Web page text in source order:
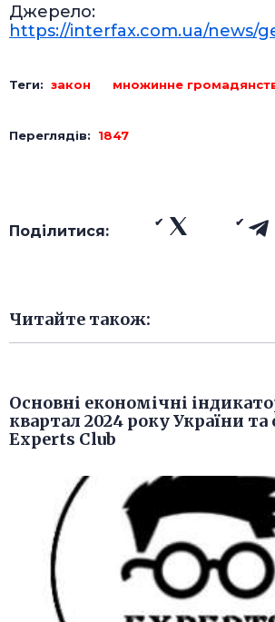
Джерело:
https://interfax.com.ua/news/
Теги: закон множинне
Переглядів: 1847
Поділитися:
Читайте також:
Основні економічні
квартал 2024 року України та
Experts Club